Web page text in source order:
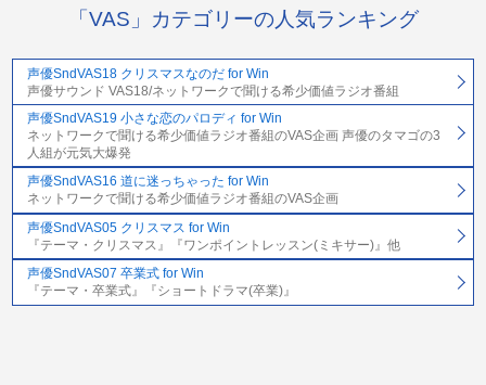
「VAS」カテゴリーの人気ランキング
声優SndVAS18 クリスマスなのだ for Win
声優サウンド VAS18/ネットワークで聞ける希少価値ラジオ番組
声優SndVAS19 小さな恋のパロディ for Win
ネットワークで聞ける希少価値ラジオ番組のVAS企画 声優のタマゴの3
人組が元気大爆発
声優SndVAS16 道に迷っちゃった for Win
ネットワークで聞ける希少価値ラジオ番組のVAS企画
声優SndVAS05 クリスマス for Win
『テーマ・クリスマス』『ワンポイントレッスン(ミキサー)』他
声優SndVAS07 卒業式 for Win
『テーマ・卒業式』『ショートドラマ(卒業)』